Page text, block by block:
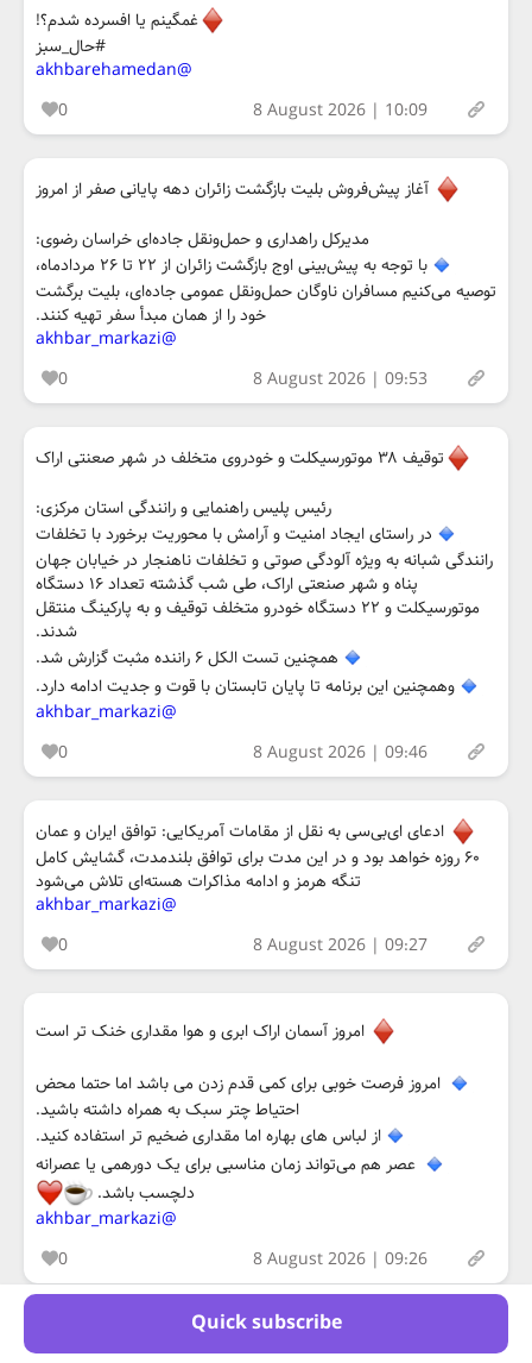
Quick subscribe
غمگینم یا افسرده شدم؟!
#حال_سبز
@akhbarehamedan
0
8 August 2026 | 10:09
آغاز پیش‌فروش بلیت بازگشت زائران دهه پایانی صفر از امروز
مدیرکل راهداری و حمل‌ونقل جاده‌ای خراسان رضوی:
با توجه به پیش‌بینی اوج بازگشت زائران از ۲۲ تا ۲۶ مردادماه،
توصیه می‌کنیم مسافران ناوگان حمل‌ونقل عمومی جاده‌ای، بلیت برگشت
خود را از همان مبدأ سفر تهیه کنند.
@akhbar_markazi
0
8 August 2026 | 09:53
توقیف ۳۸ موتورسیکلت و خودروی متخلف در شهر صعنتی اراک
رئیس پلیس راهنمایی و رانندگی استان مرکزی:
در راستای ایجاد امنیت و آرامش با محوریت برخورد با تخلفات
رانندگی شبانه به ویژه آلودگی صوتی و تخلفات ناهنجار در خیابان جهان
پناه و شهر صنعتی اراک، طی شب گذشته تعداد ۱۶ دستگاه
موتورسیکلت و ۲۲ دستگاه خودرو متخلف توقیف و به پارکینگ منتقل
شدند.
همچنین تست الکل ۶ راننده مثبت گزارش شد.
وهمچنین این برنامه تا پایان تابستان با قوت و جدیت ادامه دارد.
@akhbar_markazi
0
8 August 2026 | 09:46
ادعای ای‌بی‌سی به نقل از مقامات آمریکایی: توافق ایران و عمان
۶۰ روزه خواهد بود و در این مدت برای توافق بلندمدت، گشایش کامل
تنگه هرمز و ادامه مذاکرات هسته‌ای تلاش می‌شود
@akhbar_markazi
0
8 August 2026 | 09:27
امروز آسمان اراک ابری و هوا مقداری خنک تر است
امروز فرصت خوبی برای کمی قدم زدن می باشد اما حتما محض
احتیاط چتر سبک به همراه داشته باشید.
از لباس های بهاره اما مقداری ضخیم تر استفاده کنید.
عصر هم می‌تواند زمان مناسبی برای یک دورهمی یا عصرانه
دلچسب باشد.
@akhbar_markazi
0
8 August 2026 | 09:26
نکات ایمنی آتش‌نشانی اراک در صورت مواجهه احتمالی با مارها